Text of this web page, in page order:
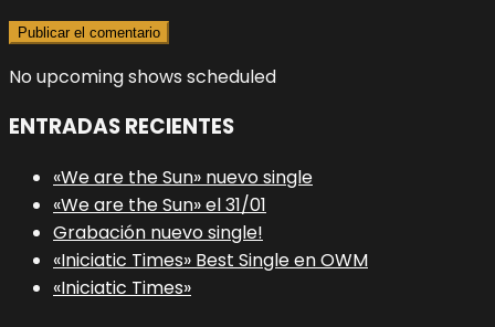
No upcoming shows scheduled
ENTRADAS RECIENTES
«We are the Sun» nuevo single
«We are the Sun» el 31/01
Grabación nuevo single!
«Iniciatic Times» Best Single en OWM
«Iniciatic Times»